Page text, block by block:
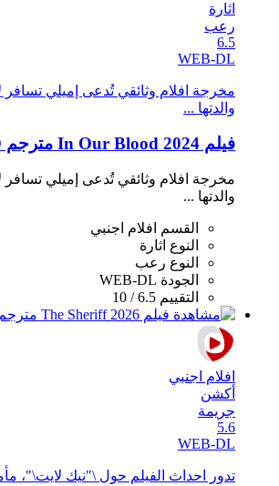
اثارة
رعب
6.5
WEB-DL
مخرجة افلام وثائقي تُدعى إميلي تسافر
والدتها ...
فيلم In Our Blood 2024 مترجم HD
مخرجة افلام وثائقي تُدعى إميلي تسافر
والدتها ...
القسم افلام اجنبي
النوع اثارة
النوع رعب
الجودة WEB-DL
التقييم 6.5 / 10
افلام اجنبي
أكشن
جريمة
5.6
WEB-DL
تدور احداث الفيلم حول \"نيك لايت\"،